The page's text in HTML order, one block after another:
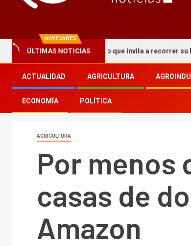
NOVEDADES
ÚLTIMAS NOTICIAS
un circuito turístico que invita a recorrer su historia y
ACTUALIDAD AGRICULTURA
ECONOMÍA POLÍTICA
AGRICULTURA
Por menos
casas de
Amazon